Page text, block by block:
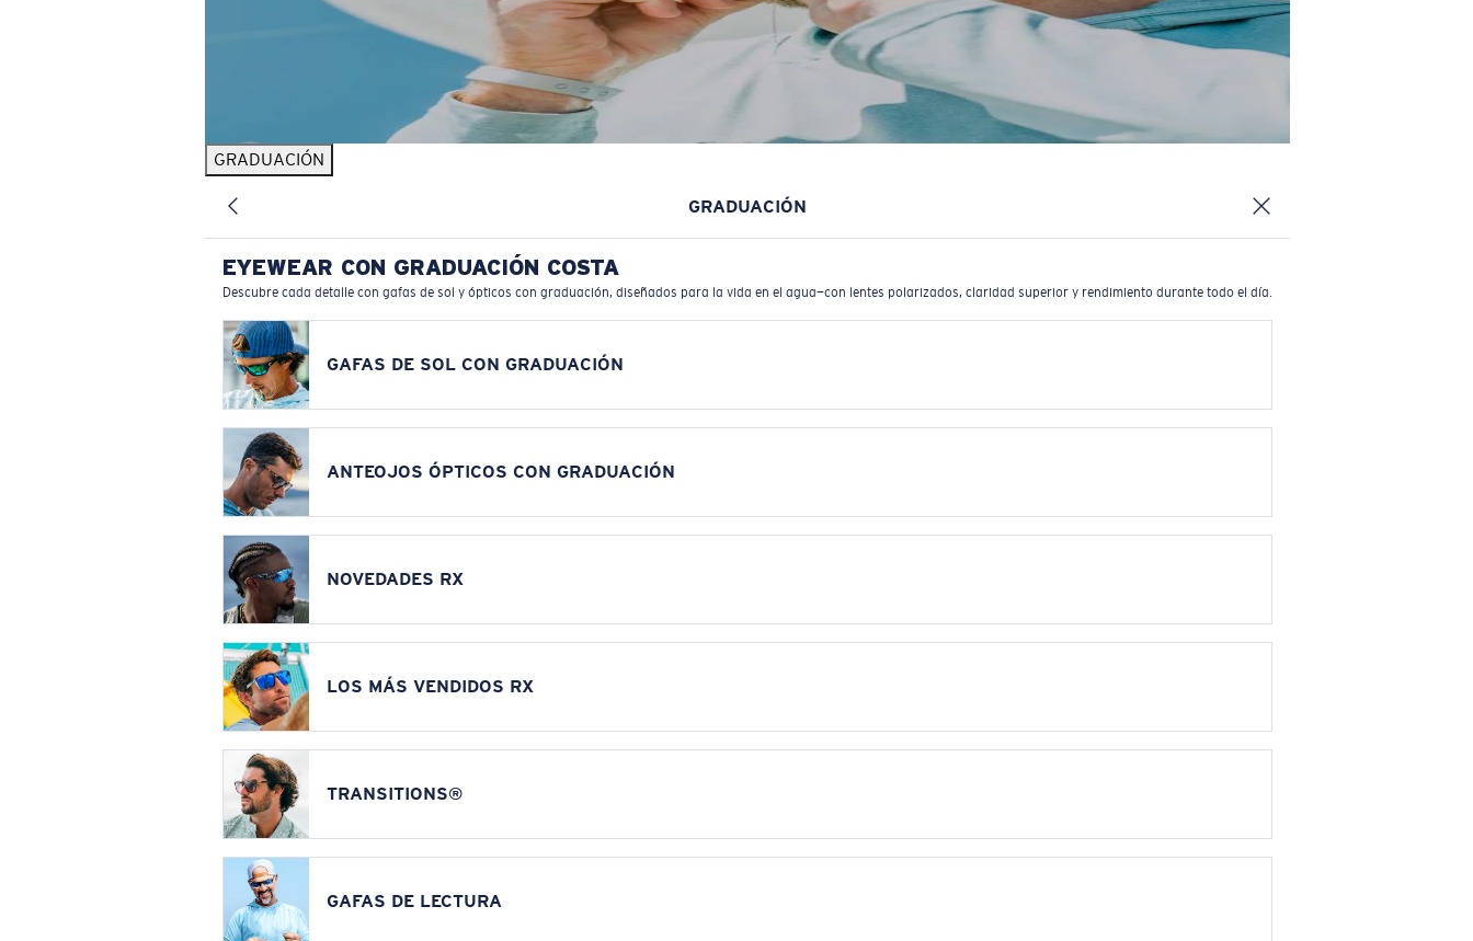
GRADUACIÓN
GRADUACIÓN
EYEWEAR CON GRADUACIÓN COSTA
Descubre cada detalle con gafas de sol y ópticos con graduación, diseñados para la vida en el agua—con lentes polarizados, claridad superior y rendimiento durante todo el día.
GAFAS DE SOL CON GRADUACIÓN
ANTEOJOS ÓPTICOS CON GRADUACIÓN
NOVEDADES RX
LOS MÁS VENDIDOS RX
TRANSITIONS®
GAFAS DE LECTURA